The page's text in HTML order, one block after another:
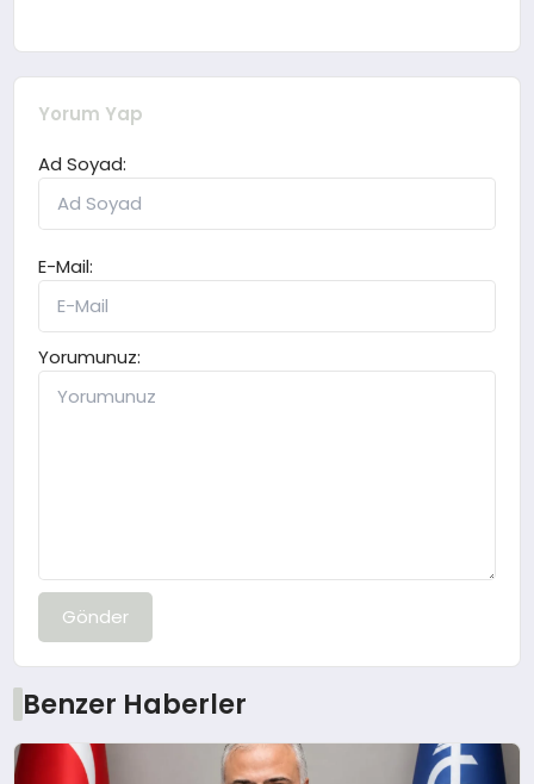
Yorum Yap
Ad Soyad:
E-Mail:
Yorumunuz:
Gönder
Benzer Haberler